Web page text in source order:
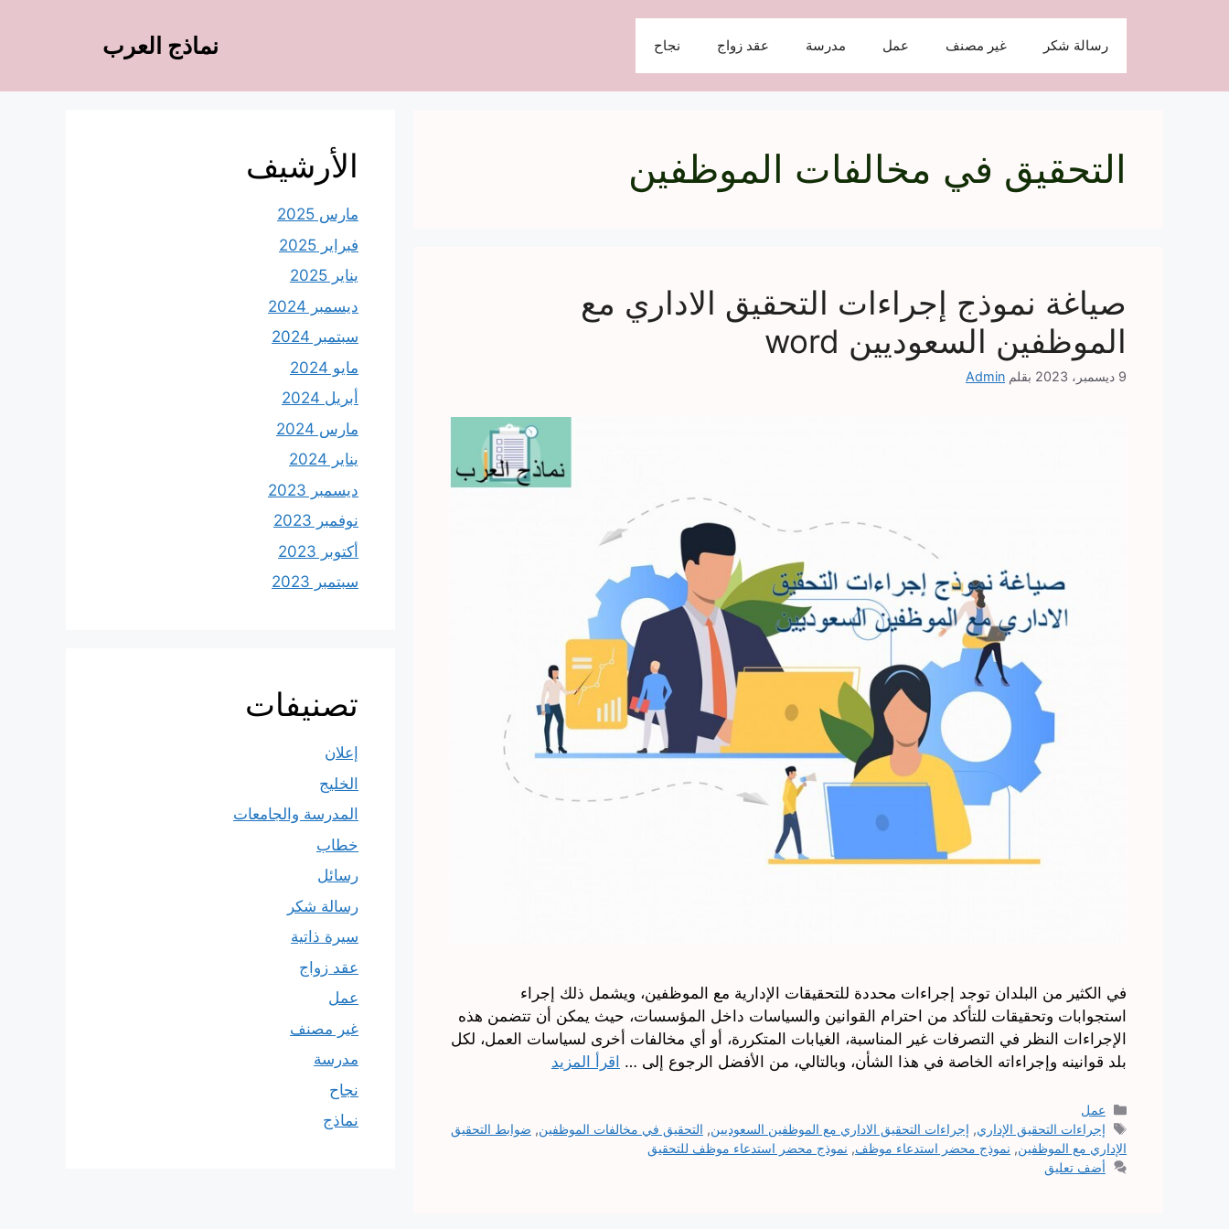
نماذج العرب رسالة شكر غير مصنف عمل مدرسة عقد زواج نجاح
التحقيق في مخالفات الموظفين
صياغة نموذج إجراءات التحقيق الاداري مع
الموظفين السعوديين word
9 ديسمبر، 2023 بقلم Admin
في الكثير من البلدان توجد إجراءات محددة للتحقيقات الإدارية مع الموظفين، ويشمل ذلك إجراء
استجوابات وتحقيقات للتأكد من احترام القوانين والسياسات داخل المؤسسات، حيث يمكن أن تتضمن هذه
الإجراءات النظر في التصرفات غير المناسبة، الغيابات المتكررة، أو أي مخالفات أخرى لسياسات العمل، لكل
بلد قوانينه وإجراءاته الخاصة في هذا الشأن، وبالتالي، من الأفضل الرجوع إلى … اقرأ المزيد
التصنيفات
عمل
الوسوم
إجراءات التحقيق الإداري, إجراءات التحقيق الاداري مع الموظفين السعوديين, التحقيق في مخالفات الموظفين, ضوابط التحقيق
الإداري مع الموظفين, نموذج محضر استدعاء موظف, نموذج محضر استدعاء موظف للتحقيق
أضف تعليق
الأرشيف
مارس 2025
فبراير 2025
يناير 2025
ديسمبر 2024
سبتمبر 2024
مايو 2024
أبريل 2024
مارس 2024
يناير 2024
ديسمبر 2023
نوفمبر 2023
أكتوبر 2023
سبتمبر 2023
تصنيفات
إعلان
الخليج
المدرسة والجامعات
خطاب
رسائل
رسالة شكر
سيرة ذاتية
عقد زواج
عمل
غير مصنف
مدرسة
نجاح
نماذج